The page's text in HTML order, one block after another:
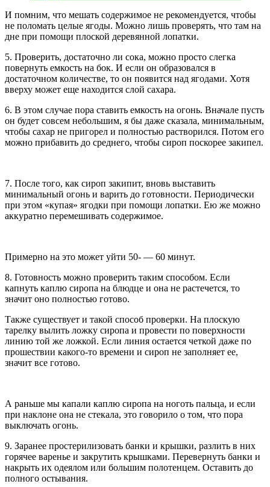
И помним, что мешать содержимое не рекомендуется, чтобы
не поломать целые ягоды. Можно лишь проверять, что там на
дне при помощи плоской деревянной лопатки.
5. Проверить, достаточно ли сока, можно просто слегка
повернуть емкость на бок. И если он образовался в
достаточном количестве, то он появится над ягодами. Хотя
вверху может еще находится слой сахара.
6. В этом случае пора ставить емкость на огонь. Вначале пусть
он будет совсем небольшим, я бы даже сказала, минимальным,
чтобы сахар не пригорел и полностью растворился. Потом его
можно прибавить до среднего, чтобы сироп поскорее закипел.
7. После того, как сироп закипит, вновь выставить
минимальный огонь и варить до готовности. Периодически
при этом «купая» ягодки при помощи лопатки. Ею же можно
аккуратно перемешивать содержимое.
Примерно на это может уйти 50- — 60 минут.
8. Готовность можно проверить таким способом. Если
капнуть каплю сиропа на блюдце и она не растечется, то
значит оно полностью готово.
Также существует и такой способ проверки. На плоскую
тарелку вылить ложку сиропа и провести по поверхности
линию той же ложкой. Если линия остается четкой даже по
прошествии какого-то времени и сироп не заполняет ее,
значит все готово.
А раньше мы капали каплю сиропа на ноготь пальца, и если
при наклоне она не стекала, это говорило о том, что пора
выключать огонь.
9. Заранее простерилизовать банки и крышки, разлить в них
горячее варенье и закрутить крышками. Перевернуть банки и
накрыть их одеялом или большим полотенцем. Оставить до
полного остывания.